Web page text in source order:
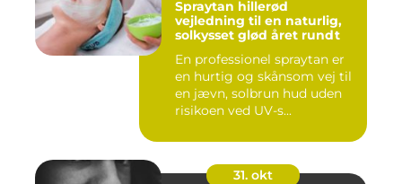
Spraytan hillerød
vejledning til en naturlig,
solkysset glød året rundt
En professionel spraytan er
en hurtig og skånsom vej til
en jævn, solbrun hud uden
risikoen ved UV-s...
31. okt